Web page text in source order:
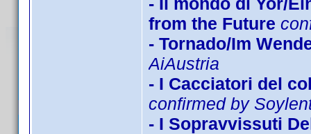
from the Future
- Tornado/Im
AiAustria
- I Cacciatori del
confirmed by
- I Sopravvissuti